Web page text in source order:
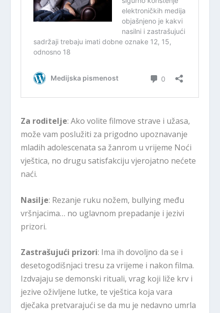
Za roditelje: Ako volite filmove strave i užasa,
može vam poslužiti za prigodno upoznavanje
mladih adolescenata sa žanrom u vrijeme Noći
vještica, no drugu satisfakciju vjerojatno nećete
naći.
Nasilje: Rezanje ruku nožem, bullying među
vršnjacima… no uglavnom prepadanje i jezivi
prizori.
Zastrašujući prizori: Ima ih dovoljno da se i
desetogodišnjaci tresu za vrijeme i nakon filma.
Izdvajaju se demonski rituali, vrag koji liže krv i
jezive oživljene lutke, te vještica koja vara
dječaka pretvarajući se da mu je nedavno umrla